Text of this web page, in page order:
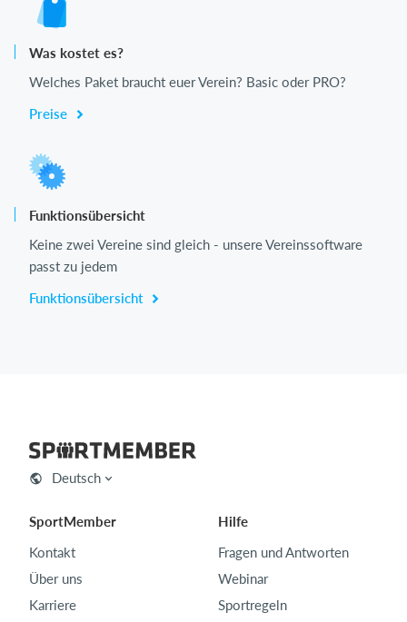
Was kostet es?
Welches Paket braucht euer Verein? Basic oder PRO?
Preise
Funktionsübersicht
Keine zwei Vereine sind gleich - unsere Vereinssoftware
passt zu jedem
Funktionsübersicht
Deutsch
SportMember
Kontakt
Über uns
Karriere
Hilfe
Fragen und Antworten
Webinar
Sportregeln